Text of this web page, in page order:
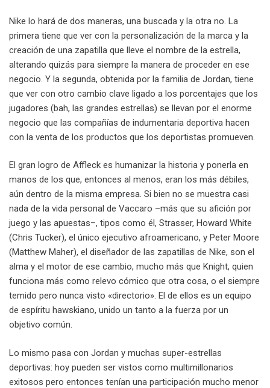
Nike lo hará de dos maneras, una buscada y la otra no. La
primera tiene que ver con la personalización de la marca y la
creación de una zapatilla que lleve el nombre de la estrella,
alterando quizás para siempre la manera de proceder en ese
negocio. Y la segunda, obtenida por la familia de Jordan, tiene
que ver con otro cambio clave ligado a los porcentajes que los
jugadores (bah, las grandes estrellas) se llevan por el enorme
negocio que las compañías de indumentaria deportiva hacen
con la venta de los productos que los deportistas promueven.
El gran logro de Affleck es humanizar la historia y ponerla en
manos de los que, entonces al menos, eran los más débiles,
aún dentro de la misma empresa. Si bien no se muestra casi
nada de la vida personal de Vaccaro –más que su afición por
juego y las apuestas–, tipos como él, Strasser, Howard White
(Chris Tucker), el único ejecutivo afroamericano, y Peter Moore
(Matthew Maher), el diseñador de las zapatillas de Nike, son el
alma y el motor de ese cambio, mucho más que Knight, quien
funciona más como relevo cómico que otra cosa, o el siempre
temido pero nunca visto «directorio». El de ellos es un equipo
de espíritu hawskiano, unido un tanto a la fuerza por un
objetivo común.
Lo mismo pasa con Jordan y muchas super-estrellas
deportivas: hoy pueden ser vistos como multimillonarios
exitosos pero entonces tenían una participación mucho menor